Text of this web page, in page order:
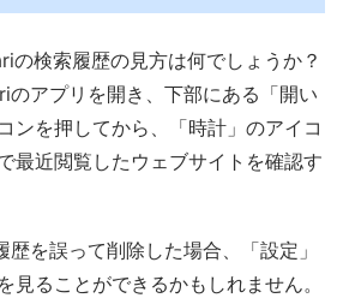
の検索履歴の見方は何でしょうか？
のアプリを開き、下部にある「開い
ンを押してから、「時計」のアイコ
最近閲覧したウェブサイトを確認す
を誤って削除した場合、「設定」
見ることができるかもしれません。